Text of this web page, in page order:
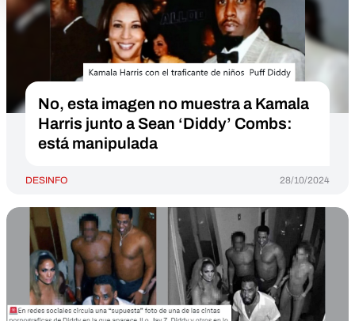
No, esta imagen no muestra a Kamala
Harris junto a Sean ‘Diddy’ Combs:
está manipulada
DESINFO 28/10/2024